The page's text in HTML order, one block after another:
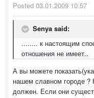
Posted 03.01.2009 10:57
Senya said:
........ к настоящим
отношения не имеет..
А вы можете
нашем славном городе ?
должен. Если они